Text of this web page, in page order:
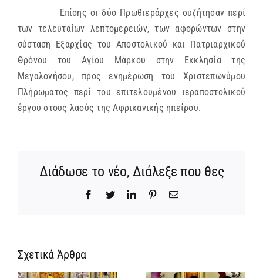
Επίσης οι δύο Πρωθιεράρχες συζήτησαν περί
των τελευταίων λεπτομερειών, των αφορώντων στην
σύσταση Εξαρχίας του Αποστολικού και Πατριαρχικού
Θρόνου του Αγίου Μάρκου στην Εκκλησία της
Μεγαλονήσου, προς ενημέρωση του Χριστεπωνύμου
Πλήρωματος περί του επιτελουμένου ιεραποστολικού
έργου στους λαούς της Αφρικανικής ηπείρου.
Διάδωσε το νέο, Διάλεξε που θες
Facebook
TwitterLinkedInPinterestEmail
Σχετικά ΆρθραΊδρυση
Γυναικείας